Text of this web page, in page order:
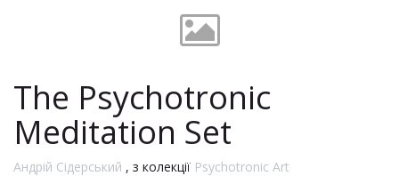
The Psychotronic
Meditation Set
Андрій Сідерський , з колекції Psychotronic Art